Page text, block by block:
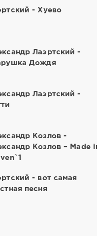
- Хуево
Лаэртский -
Дождя
Лаэртский -
Козлов -
Козлов – Made
- вот самая
песня